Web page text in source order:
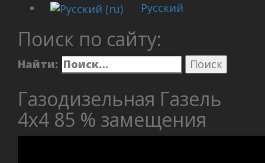
Русский
Поиск по сайту:
Найти:
Газодизельная Газель
4х4 85 % замещения